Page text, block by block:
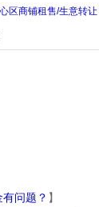
区商铺租售/生意转让
有问题？ 】